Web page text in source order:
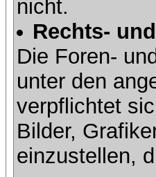
nicht.
Rechts-
Die Foren-
unter den
verpflichtet
Bilder,
einzustellen,